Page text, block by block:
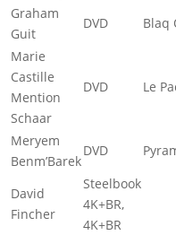
Graham
Guit
DVD Blaq
Marie
Castille
Mention
Schaar
DVD Le
Meryem
Benm’Barek
DVD
David
Fincher
Steelbook
4K+BR,
4K+BR